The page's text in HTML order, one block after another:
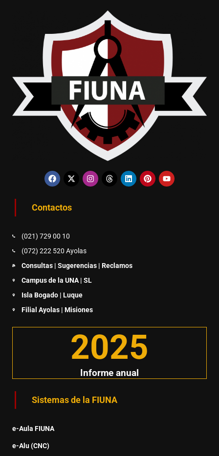
Contactos
(021) 729 00 10
(072) 222 520 Ayolas
Consultas | Sugerencias | Reclamos
Campus de la UNA | SL
Isla Bogado | Luque
Filial Ayolas | Misiones
Informe anual
2025
Sistemas de la FIUNA
e-Aula FIUNA
e-Alu (CNC)